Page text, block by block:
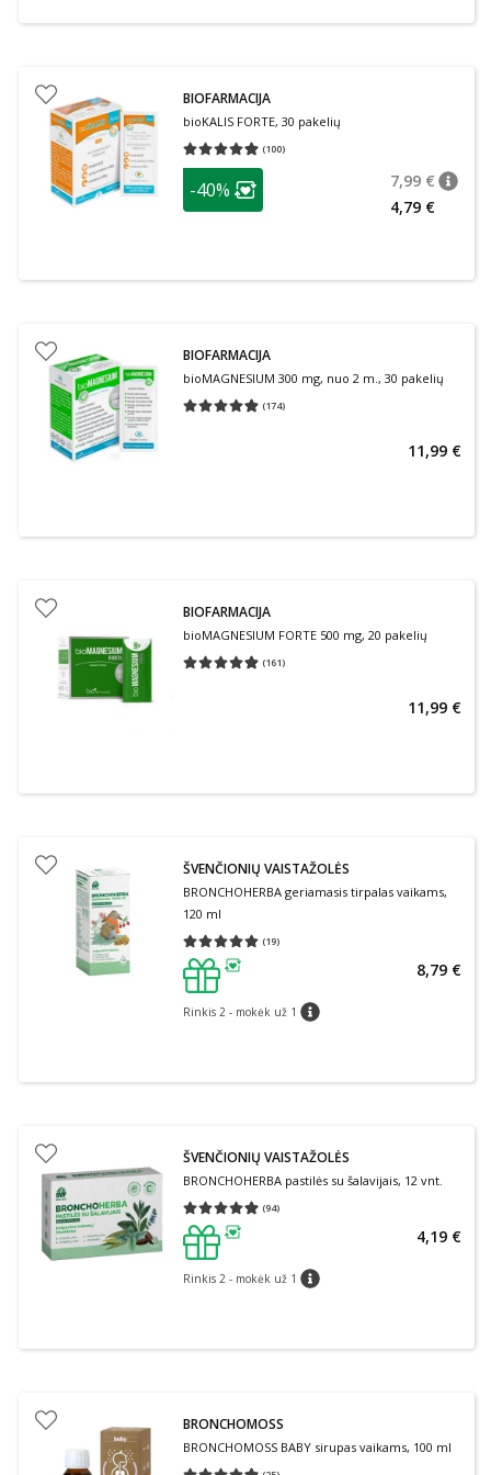
BIOFARMACIJA
bioKALIS FORTE, 30 pakelių
(100)
Vidutinis įvertinimas 4.96
patarimas
Lojalumo klubo narių nuolaida
-40% 7,99 €
4,79 €
BIOFARMACIJA
bioMAGNESIUM 300 mg, nuo 2 m., 30 pakelių
(174)
Vidutinis įvertinimas 4.86
11,99 €
BIOFARMACIJA
bioMAGNESIUM FORTE 500 mg, 20 pakelių
(161)
Vidutinis įvertinimas 4.87
11,99 €
ŠVENČIONIŲ VAISTAŽOLĖS
BRONCHOHERBA geriamasis tirpalas vaikams,
120 ml
(19)
Vidutinis įvertinimas 5.00
patarimas
Rinkis 2 - mokėk už 1 patarimas
8,79 €
ŠVENČIONIŲ VAISTAŽOLĖS
BRONCHOHERBA pastilės su šalavijais, 12 vnt.
(94)
Vidutinis įvertinimas 4.94
patarimas
Rinkis 2 - mokėk už 1 patarimas
4,19 €
BRONCHOMOSS
BRONCHOMOSS BABY sirupas vaikams, 100 ml